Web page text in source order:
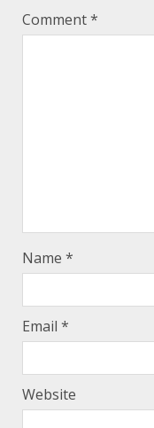
Comment*
Name *
Email *
Website